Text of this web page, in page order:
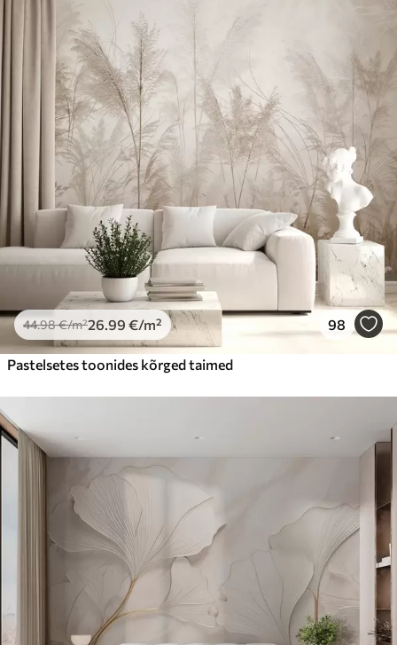
44.98€/m²26 .99 €/m² 98
Pastelsetes toonides kõrged taimed